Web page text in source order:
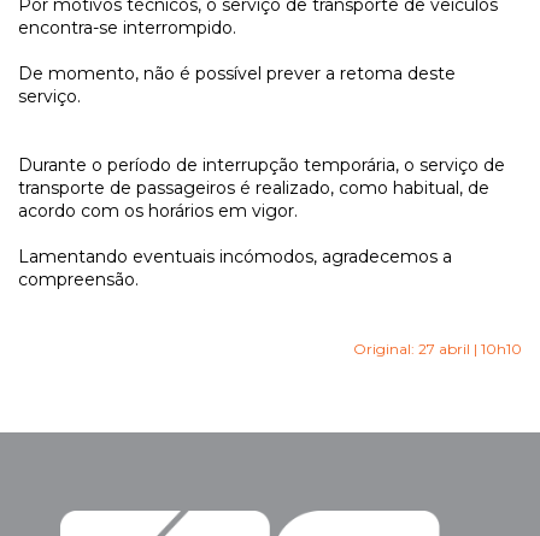
Por motivos técnicos, o serviço de transporte de veículos
encontra-se interrompido.
De momento, não é possível prever a retoma deste
serviço.
Durante o período de interrupção temporária, o serviço de
transporte de passageiros é realizado, como habitual, de
acordo com os horários em vigor.
Lamentando eventuais incómodos, agradecemos a
compreensão.
Original: 27 abril | 10h10